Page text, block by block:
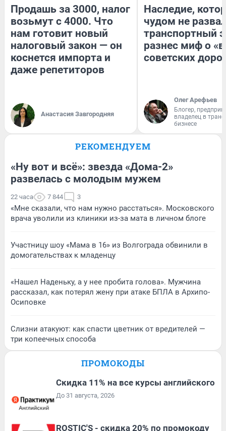
Продашь за 3000, налог
возьмут с 4000. Что
нам готовит новый
налоговый закон — он
коснется импорта и
даже репетиторов
Анастасия Завгородняя
Наследие,
чудом не
транспортный
разнес миф о
советских
Олег Арефьев
Блогер,
владелец в
бизнесе
РЕКОМЕНДУЕМ
«Ну вот и всё»: звезда «Дома-2»
развелась с молодым мужем
22 часа 7 844 3
«Мне сказали, что нам нужно расстаться». Московского
врача уволили из клиники из-за мата в личном блоге
Участницу шоу «Мама в 16» из Волгограда обвинили в
домогательствах к младенцу
«Нашел Наденьку, а у нее пробита голова». Мужчина
рассказал, как потерял жену при атаке БПЛА в Архипо-
Осиповке
Слизни атакуют: как спасти цветник от вредителей —
три копеечных способа
ПРОМОКОДЫ
Скидка 11% на все курсы английского
До 31 августа, 2026
ROSTIC'S - скидка 20% по промокоду